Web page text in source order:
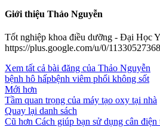
Giới thiệu Thảo Nguyễn
Tốt nghiệp khoa điều dưỡng - Đại Học
https://plus.google.com/u/0/
Xem tất cả bài đăng của Thảo Nguyễn
bệnh hô hấpbệnh viêm phổi không sốt
Mới hơn
Tầm quan trọng của máy tạo oxy tại nhà
Quay lại danh sách
Cũ hơn Cách giúp bạn sử dụng cân